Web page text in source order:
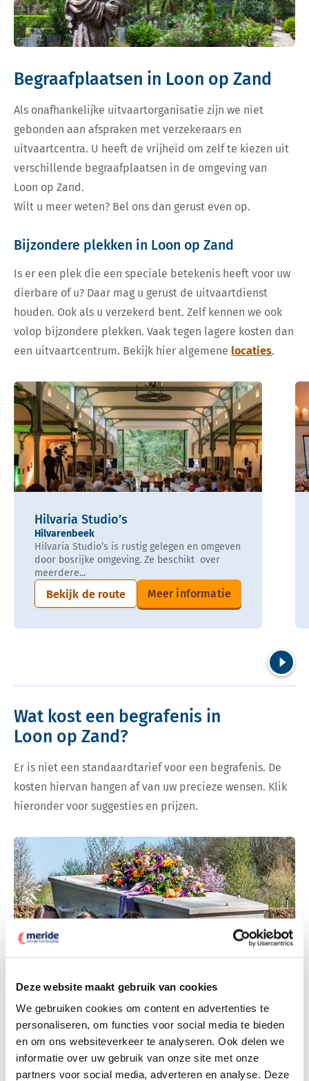
Deze website maakt gebruik van cookies
We gebruiken cookies om content en advertenties te
personaliseren, om functies voor social media te bieden
en om ons websiteverkeer te analyseren. Ook delen we
informatie over uw gebruik van onze site met onze
partners voor social media, adverteren en analyse. Deze
Begraafplaatsen in Loon op Zand
Als onafhankelijke uitvaartorganisatie zijn we niet
gebonden aan afspraken met verzekeraars en
uitvaartcentra. U heeft de vrijheid om zelf te kiezen uit
verschillende begraafplaatsen in de omgeving van
Loon op Zand.
Wilt u meer weten? Bel ons dan gerust even op.
Bijzondere plekken in Loon op Zand
Is er een plek die een speciale betekenis heeft voor uw
dierbare of u? Daar mag u gerust de uitvaartdienst
houden. Ook als u verzekerd bent. Zelf kennen we ook
volop bijzondere plekken. Vaak tegen lagere kosten dan
een uitvaartcentrum. Bekijk hier algemene locaties.
Hilvaria Studio’s
Hilvarenbeek
Hilvaria Studio’s is rustig gelegen en omgeven
door bosrijke omgeving. Ze beschikt over
meerdere...
Bekijk de route Meer informatie
Wat kost een begrafenis in
Loon op Zand?
Er is niet een standaardtarief voor een begrafenis. De
kosten hiervan hangen af van uw precieze wensen. Klik
hieronder voor suggesties en prijzen.
Dit kost een begrafenis
Bekijk tarieven voor begrafenis
Bekijk tarieven voor crematie